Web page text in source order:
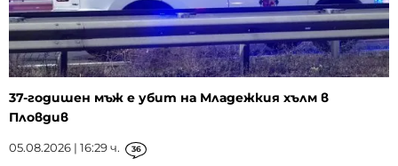
37-годишен мъж е убит на Младежкия хълм в
Пловдив
05.08.2026 | 16:29 ч. 36